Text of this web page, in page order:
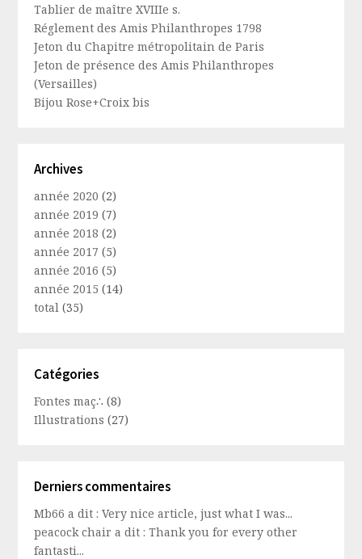
Tablier de maître XVIIIe s.
Réglement des Amis Philanthropes 1798
Jeton du Chapitre métropolitain de Paris
Jeton de présence des Amis Philanthropes
(Versailles)
Bijou Rose+Croix bis
Archives
année 2020 (2)
année 2019 (7)
année 2018 (2)
année 2017 (5)
année 2016 (5)
année 2015 (14)
total(35)
Catégories
Fontes maç∴ (8)
Illustrations (27)
Derniers commentaires
Mb66 a dit : Very nice article, just what I was...
peacock chair a dit : Thank you for every other
fantasti...